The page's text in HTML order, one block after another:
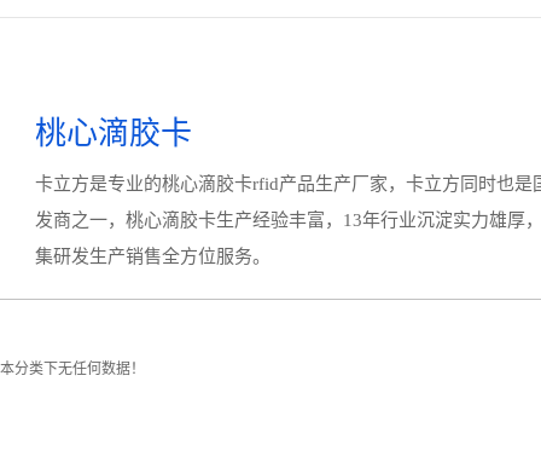
桃心滴胶卡
卡立方是专业的桃心滴胶卡rfid产品生产厂家，卡立方同时也是
发商之一，桃心滴胶卡生产经验丰富，13年行业沉淀实力雄厚
集研发生产销售全方位服务。
本分类下无任何数据！